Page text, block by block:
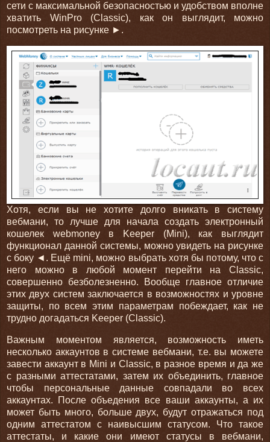
сети с максимальной безопасностью и удобством вполне
хватить WinPro (Classic), как он выглядит, можно
посмотреть на рисунке ►.
Хотя, если вы не хотите долго вникать в систему
вебмани, то лучше для начала создать электронный
кошелек webmoney в Keeper (Mini), как выглядит
функционал данной системы, можно увидеть на рисунке
с боку ◄. Ещё mini, можно выбрать хотя бы потому, что с
него можно в любой момент перейти на Classic,
совершенно безболезненно. Вообще главное отличие
этих двух систем заключается в возможностях и уровне
защиты, по всем этим параметрам побеждает, как не
трудно догадаться Keeper (Classic).
Важным моментом является, возможность иметь
несколько аккаунтов в системе вебмани, т.е. вы можете
завести аккаунт в Mini и Classic, в разное время и да же
с разными аттестатами, затем их объединить, главное
чтобы персональные данные совпадали во всех
аккаунтах. После объедения все ваши аккаунты, а их
может быть много, больше двух, будут отражаться под
одним аттестатом с наивысшим статусом. Что такое
аттестаты, и какие они имеют статусы в вебмани,